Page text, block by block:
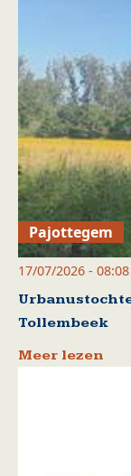
Pajottegem
17/07/2026 - 08:08
Tollembeek
Meer lezen